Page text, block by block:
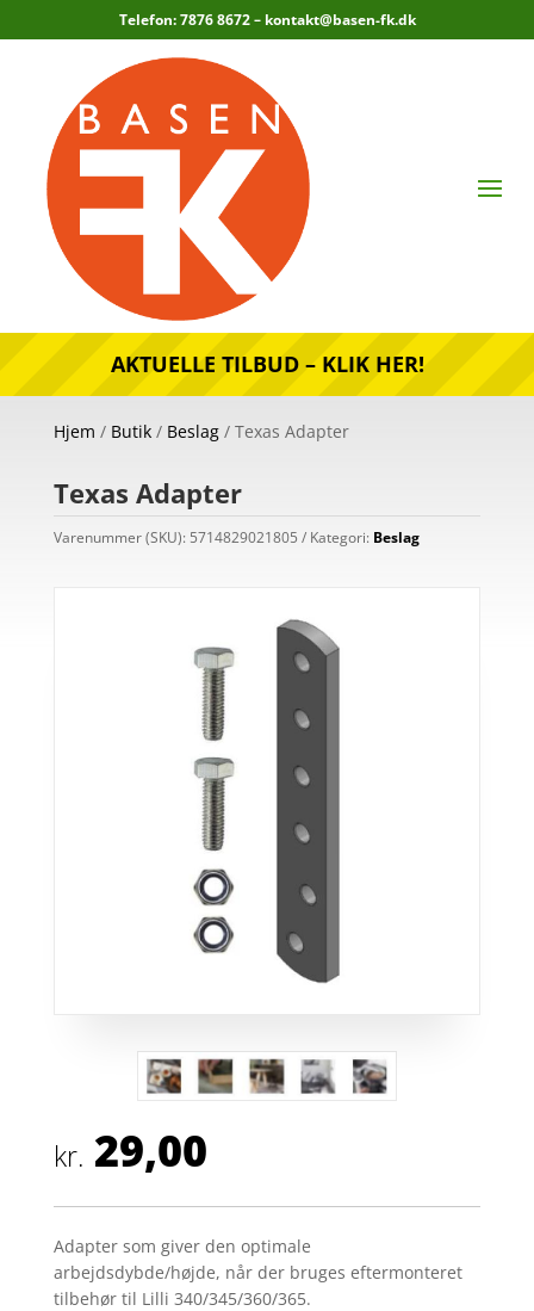
Telefon: 7876 8672 – kontakt@basen-fk.dk
AKTUELLE TILBUD – KLIK HER!
Hjem / Butik/ Beslag/ Texas Adapter
Texas Adapter
Varenummer (SKU): 5714829021805 Kategori: Beslag
kr. 29,00
Adapter som giver den optimale
arbejdsdybde/højde, når der bruges eftermonteret
tilbehør til Lilli 340/345/360/365.